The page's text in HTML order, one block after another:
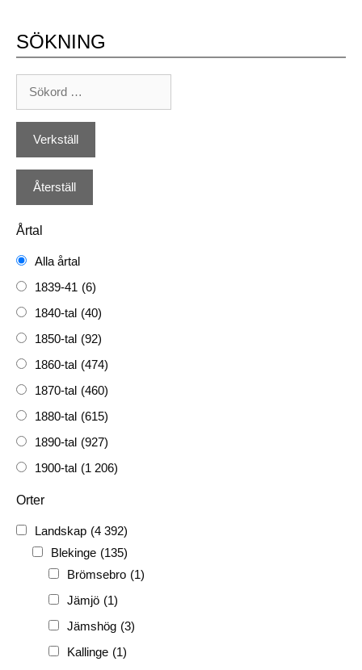
SÖKNING
Årtal
Alla årtal
1839-41 (6)
1840-tal (40)
1850-tal (92)
1860-tal (474)
1870-tal (460)
1880-tal (615)
1890-tal (927)
1900-tal (1 206)
FH
(338)
FRG
(3 189)
PF (3 882)
PIONJÄR (129)
Orter
Landskap (4 392)
Blekinge (135)
Brömsebro (1)
Jämjö (1)
Jämshög (3)
Kallinge (1)